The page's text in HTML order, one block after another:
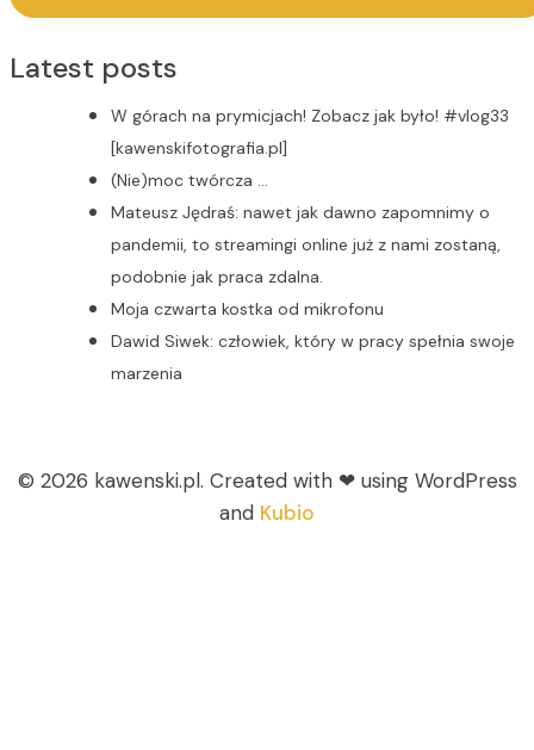
Latest posts
W górach na prymicjach! Zobacz jak było! #vlog33
[kawenskifotografia.pl]
(Nie)moc twórcza …
Mateusz Jędraś: nawet jak dawno zapomnimy o
pandemii, to streamingi online już z nami zostaną,
podobnie jak praca zdalna.
Moja czwarta kostka od mikrofonu
Dawid Siwek: człowiek, który w pracy spełnia swoje
marzenia
© 2026 kawenski.pl. Created with ❤ using WordPress
and Kubio